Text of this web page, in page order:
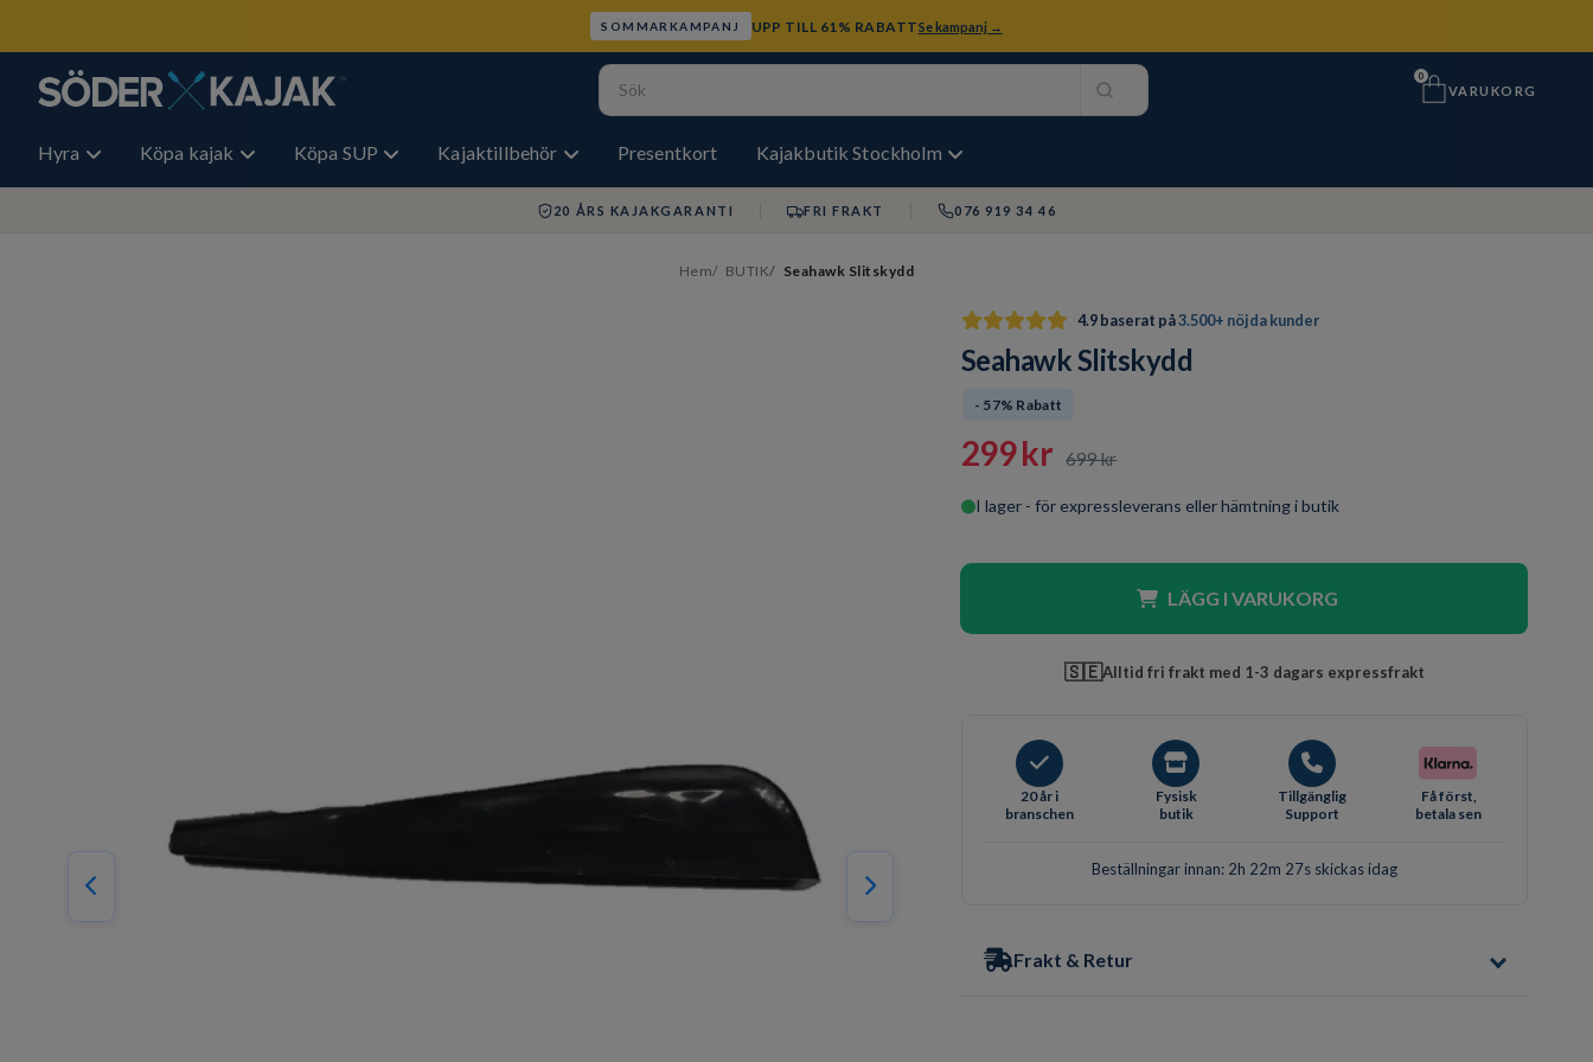
SOMMARKAMPANJ UPP TILL 61% RABATTSe kampanj →
0
VARUKORG
Hyra Köpa kajak Köpa SUP Kajaktillbehör Presentkort Kajakbutik Stockholm
20 ÅRS KAJAKGARANTI FRI FRAKT 076 919 34 46
Hem BUTIK Seahawk Slitskydd
4.9 baserat på3.500+ nöjda kunder
Seahawk Slitskydd
- 57% Rabatt
299 kr 699 kr
I lager - för expressleverans eller hämtning i butik
LÄGG I VARUKORG
🇸🇪Alltid fri frakt med 1-3 dagars expressfrakt
20 år i
branschen
Fysisk
butik
Tillgänglig
Support
Få först,
betala sen
Beställningar innan: 2h 22m 26s skickas idag
Frakt & Retur